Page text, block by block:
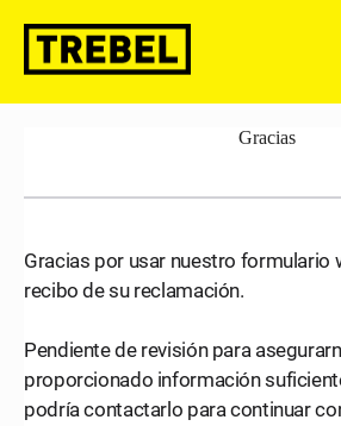
Gracias
Gracias por usar nuestro formulario
recibo de su reclamación.
Pendiente de revisión para
proporcionado información
podría contactarlo para continuar